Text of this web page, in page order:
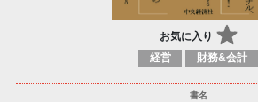
お気に入り
経営 財務&会計